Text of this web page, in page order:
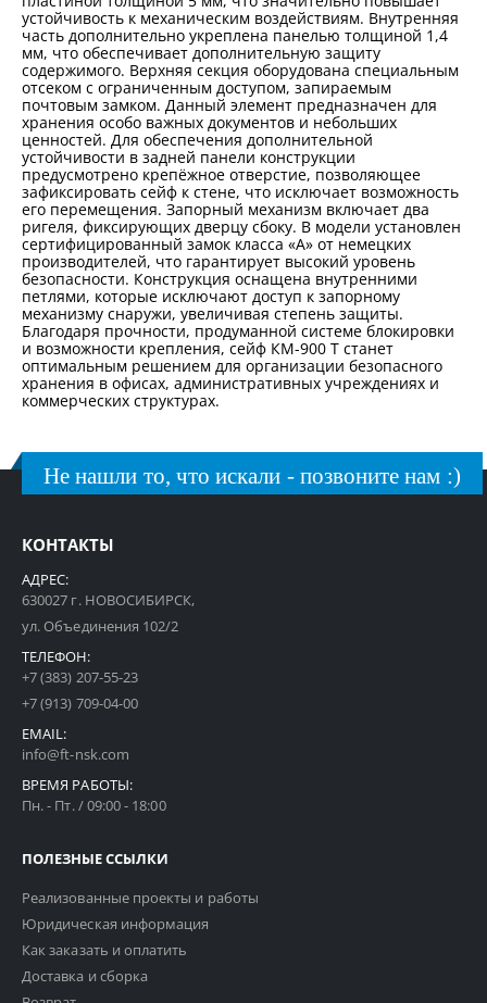
устойчивость к механическим воздействиям. Внутренняя
часть дополнительно укреплена панелью толщиной 1,4
мм, что обеспечивает дополнительную защиту
содержимого. Верхняя секция оборудована специальным
отсеком с ограниченным доступом, запираемым
почтовым замком. Данный элемент предназначен для
хранения особо важных документов и небольших
ценностей. Для обеспечения дополнительной
устойчивости в задней панели конструкции
предусмотрено крепёжное отверстие, позволяющее
зафиксировать сейф к стене, что исключает возможность
его перемещения. Запорный механизм включает два
ригеля, фиксирующих дверцу сбоку. В модели установлен
сертифицированный замок класса «А» от немецких
производителей, что гарантирует высокий уровень
безопасности. Конструкция оснащена внутренними
петлями, которые исключают доступ к запорному
механизму снаружи, увеличивая степень защиты.
Благодаря прочности, продуманной системе блокировки
и возможности крепления, сейф КМ-900 Т станет
оптимальным решением для организации безопасного
хранения в офисах, административных учреждениях и
коммерческих структурах.
Не нашли то, что искали - позвоните нам :)
КОНТАКТЫ
АДРЕС:
630027 г. НОВОСИБИРСК,
ул. Объединения 102/2
ТЕЛЕФОН:
+7 (383) 207-55-23
+7 (913) 709-04-00
EMAIL:
info@ft-nsk.com
ВРЕМЯ РАБОТЫ:
Пн. - Пт. / 09:00 - 18:00
ПОЛЕЗНЫЕ ССЫЛКИ
Реализованные проекты и работы
Юридическая информация
Как заказать и оплатить
Доставка и сборка